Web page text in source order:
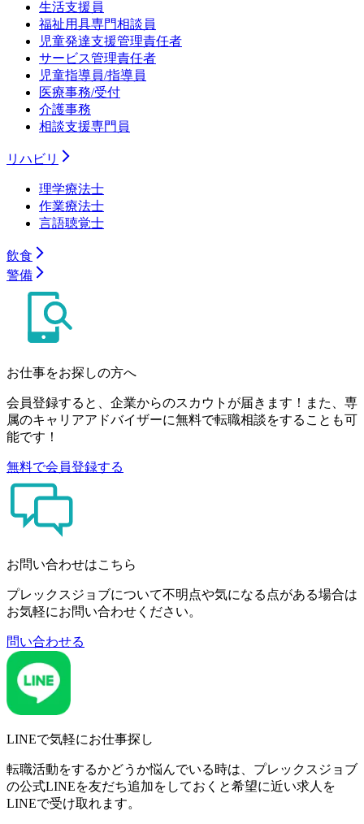
生活支援員
福祉用具専門相談員
児童発達支援管理責任者
サービス管理責任者
児童指導員/指導員
医療事務/受付
介護事務
相談支援専門員
リハビリ
理学療法士
作業療法士
言語聴覚士
飲食
警備
お仕事をお探しの方へ
会員登録すると、企業からのスカウトが届きます！また、専
属のキャリアアドバイザーに無料で転職相談をすることも可
能です！
無料で会員登録する
お問い合わせはこちら
プレックスジョブについて不明点や気になる点がある場合は
お気軽にお問い合わせください。
問い合わせる
LINEで気軽にお仕事探し
転職活動をするかどうか悩んでいる時は、プレックスジョブ
の公式LINEを友だち追加をしておくと希望に近い求人を
LINEで受け取れます。